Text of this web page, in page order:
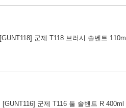
[GUNT118] 군제 T118 브러시 솔벤트 110ml
[GUNT116] 군제 T116 툴 솔벤트 R 400ml